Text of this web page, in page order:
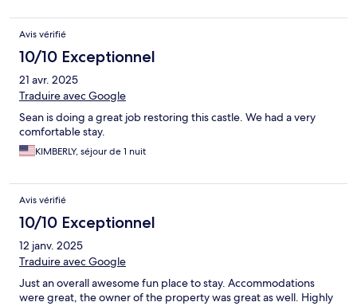
Avis vérifié
10/10 Exceptionnel
21 avr. 2025
Traduire avec Google
Sean is doing a great job restoring this castle. We had a very
comfortable stay.
KIMBERLY, séjour de 1 nuit
Avis vérifié
10/10 Exceptionnel
12 janv. 2025
Traduire avec Google
Just an overall awesome fun place to stay. Accommodations
were great, the owner of the property was great as well. Highly